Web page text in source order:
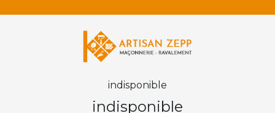
indisponible
indisponible